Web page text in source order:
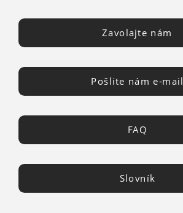
Zavolajte nám
Pošlite nám e-mail
FAQ
Slovník